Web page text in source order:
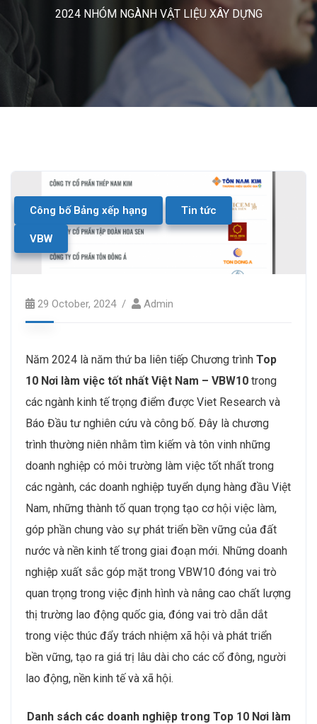
2024 NHÓM NGÀNH VẬT LIỆU XÂY DỰNG
Công bố Bảng xếp hạng Tin tức
VBW
29 October, 2024 Admin
Năm 2024 là năm thứ ba liên tiếp Chương trình Top
10 Nơi làm việc tốt nhất Việt Nam – VBW10 trong
các ngành kinh tế trọng điểm được Viet Research và
Báo Đầu tư nghiên cứu và công bố. Đây là chương
trình thường niên nhằm tìm kiếm và tôn vinh những
doanh nghiệp có môi trường làm việc tốt nhất trong
các ngành, các doanh nghiệp tuyển dụng hàng đầu Việt
Nam, những thành tố quan trọng tạo cơ hội việc làm,
góp phần chung vào sự phát triển bền vững của đất
nước và nền kinh tế trong giai đoạn mới. Những doanh
nghiệp xuất sắc góp mặt trong VBW10 đóng vai trò
quan trọng trong việc định hình và nâng cao chất lượng
thị trường lao động quốc gia, đóng vai trò dẫn dắt
trong việc thúc đẩy trách nhiệm xã hội và phát triển
bền vững, tạo ra giá trị lâu dài cho các cổ đông, người
lao động, nền kinh tế và xã hội.
Danh sách các doanh nghiệp trong Top 10 Nơi làm